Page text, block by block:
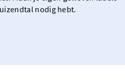
nodig hebt.